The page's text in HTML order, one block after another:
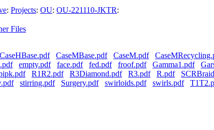
: Projects: OU: OU-221110-JKTR:
Files
CaseHBase.pdf CaseMBase.pdf CaseM.pdf
empty.pdf face.pdf fed.pdf froof.pdf Gamma1.pdf
R1R2.pdf R3Diamond.pdf R3.pdf R.pdf
stirring.pdf Surgery.pdf swirloids.pdf swirls.pdf